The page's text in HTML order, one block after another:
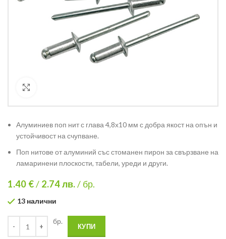
Алуминиев поп нит с глава 4,8х10 мм с добра якост на опън и
устойчивост на счупване.
Поп нитове от алуминий със стоманен пирон за свързване на
ламаринени плоскости, табели, уреди и други.
1.40 €/ 2.74лв./ бр.
13 налични
бр.
КУПИ